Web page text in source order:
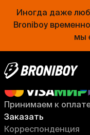
Иногда даже
Broniboy
мы
Заказать
Корреспонденция
+7 800 555 57 08
Россия, бесплатно
Принимаем к